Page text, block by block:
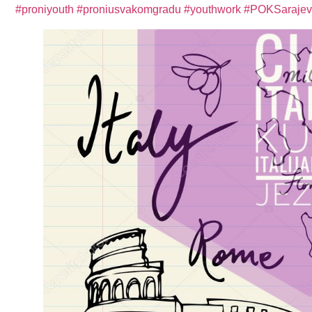
#proniyouth #proniusvakomgradu #youthwork